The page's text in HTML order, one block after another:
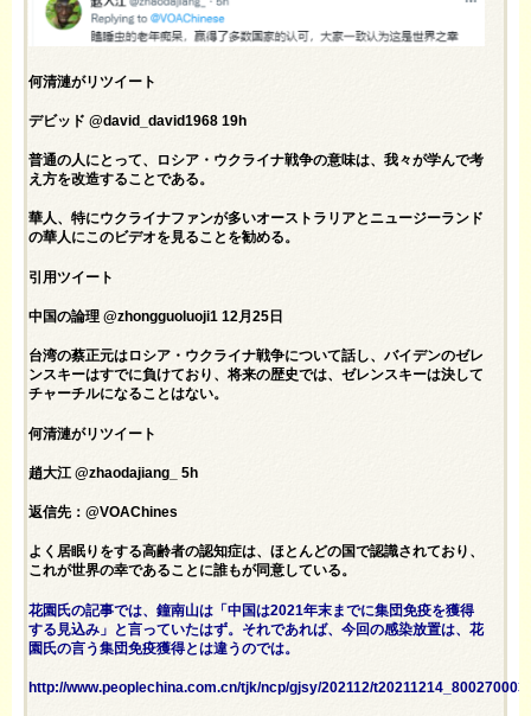
何清漣がリツイート
デビッド @david_david1968 19h
普通の人にとって、ロシア・ウクライナ戦争の意味は、我々が学んで考
え方を改造することである。
華人、特にウクライナファンが多いオーストラリアとニュージーランド
の華人にこのビデオを見ることを勧める。
引用ツイート
中国の論理 @zhongguoluoji1 12月25日
台湾の蔡正元はロシア・ウクライナ戦争について話し、バイデンのゼレ
ンスキーはすでに負けており、将来の歴史では、ゼレンスキーは決して
チャーチルになることはない。
何清漣がリツイート
趙大江 @zhaodajiang_ 5h
返信先：@VOAChines
よく居眠りをする高齢者の認知症は、ほとんどの国で認識されており、
これが世界の幸であることに誰もが同意している。
花園氏の記事では、鐘南山は「中国は2021年末までに集団免疫を獲得
する見込み」と言っていたはず。それであれば、今回の感染放置は、花
園氏の言う集団免疫獲得とは違うのでは。
http://www.peoplechina.com.cn/tjk/ncp/gjsy/202112/